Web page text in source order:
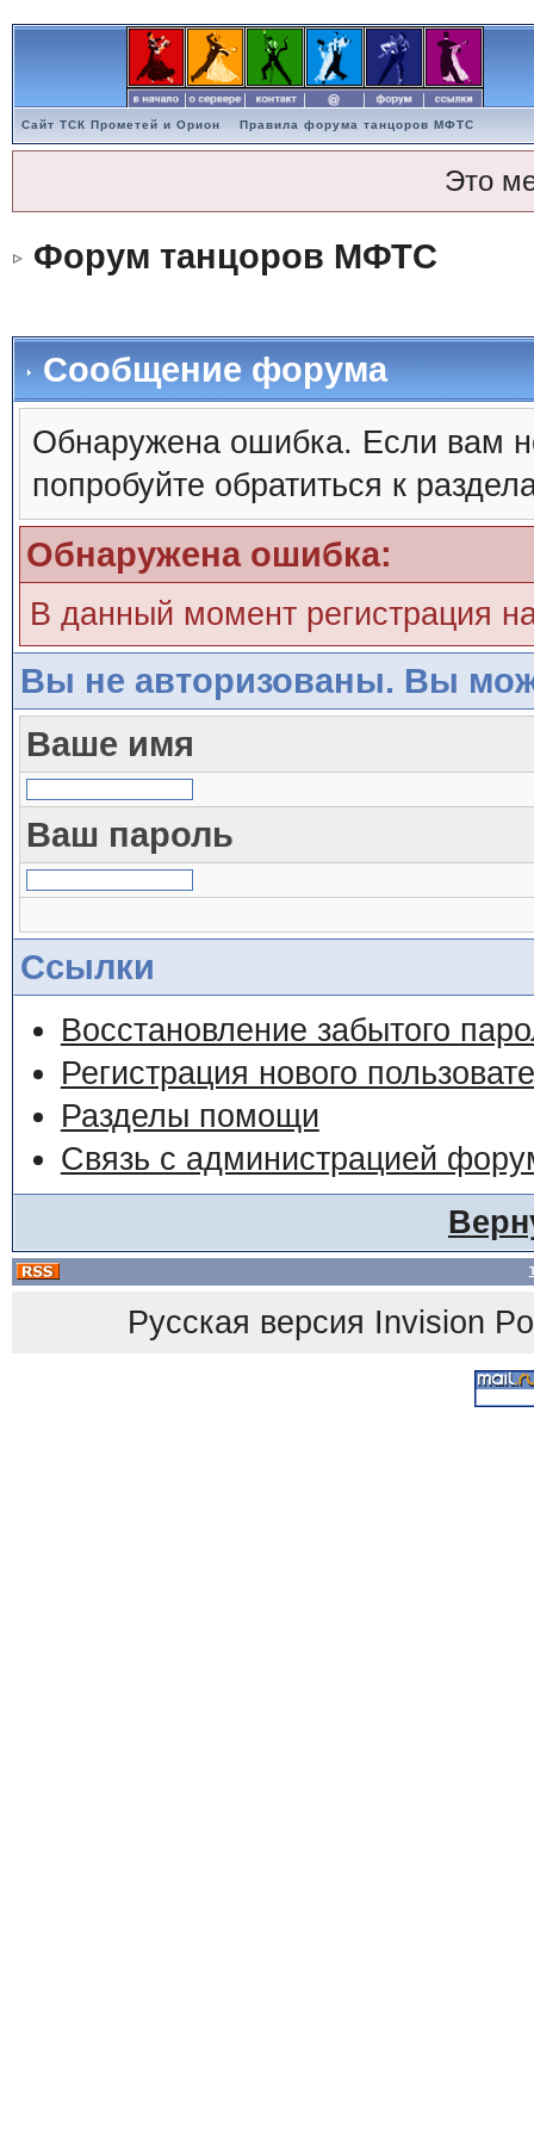
Сайт ТСК Прометей и Орион Правила форума танцоров МФТС
Это
Форум танцоров МФТС
Сообщение форума
Обнаружена ошибка. Если вам
попробуйте обратиться к
Обнаружена ошибка:
В данный момент регистрация
Вы не авторизованы. Вы
Ваше имя
Ваш пароль
Ссылки
Восстановление забытого
Регистрация нового
Разделы помощи
Связь с администрацией
Русская версия Invision